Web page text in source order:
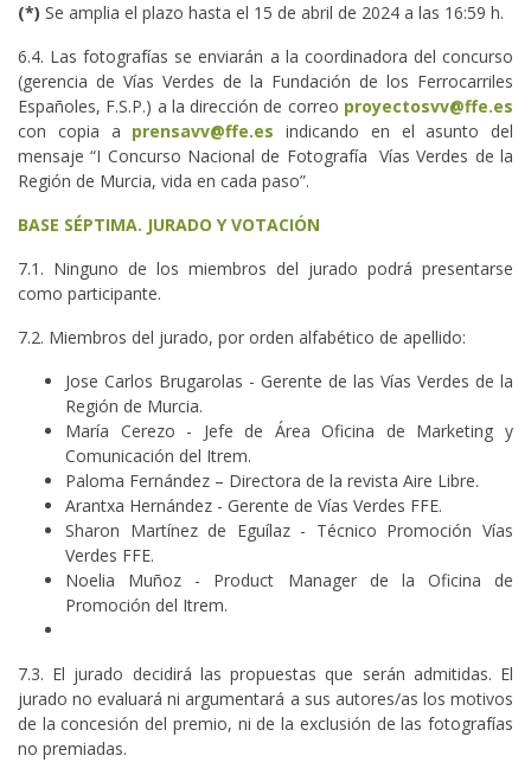
(*) Se amplia el plazo hasta el 15 de abril de 2024 a las 16:59 h.
6.4. Las fotografías se enviarán a la coordinadora del concurso
(gerencia de Vías Verdes de la Fundación de los Ferrocarriles
Españoles, F.S.P.) a la dirección de correo proyectosvv@ffe.es
con copia a prensavv@ffe.es indicando en el asunto del
mensaje “I Concurso Nacional de Fotografía Vías Verdes de la
Región de Murcia, vida en cada paso”.
BASE SÉPTIMA. JURADO Y VOTACIÓN
7.1. Ninguno de los miembros del jurado podrá presentarse
como participante.
7.2. Miembros del jurado, por orden alfabético de apellido:
Jose Carlos Brugarolas - Gerente de las Vías Verdes de la
Región de Murcia.
María Cerezo - Jefe de Área Oficina de Marketing y
Comunicación del Itrem.
Paloma Fernández – Directora de la revista Aire Libre.
Arantxa Hernández - Gerente de Vías Verdes FFE.
Sharon Martínez de Eguílaz - Técnico Promoción Vías
Verdes FFE.
Noelia Muñoz - Product Manager de la Oficina de
Promoción del Itrem.
7.3. El jurado decidirá las propuestas que serán admitidas. El
jurado no evaluará ni argumentará a sus autores/as los motivos
de la concesión del premio, ni de la exclusión de las fotografías
no premiadas.